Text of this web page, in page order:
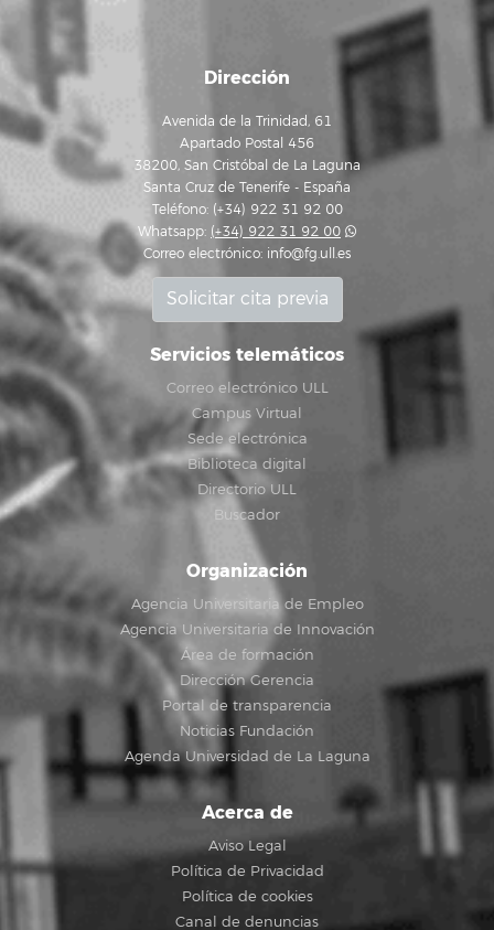
Dirección
Avenida de la Trinidad, 61
Apartado Postal 456
38200, San Cristóbal de La Laguna
Santa Cruz de Tenerife - España
Teléfono: (+34) 922 31 92 00
Whatsapp: (+34) 922 31 92 00
Correo electrónico: info@fg.ull.es
Solicitar cita previa
Servicios telemáticos
Correo electrónico ULL
Campus Virtual
Sede electrónica
Biblioteca digital
Directorio ULL
Buscador
Organización
Agencia Universitaria de Empleo
Agencia Universitaria de Innovación
Área de formación
Dirección Gerencia
Portal de transparencia
Noticias Fundación
Agenda Universidad de La Laguna
Acerca de
Aviso Legal
Política de Privacidad
Política de cookies
Canal de denuncias